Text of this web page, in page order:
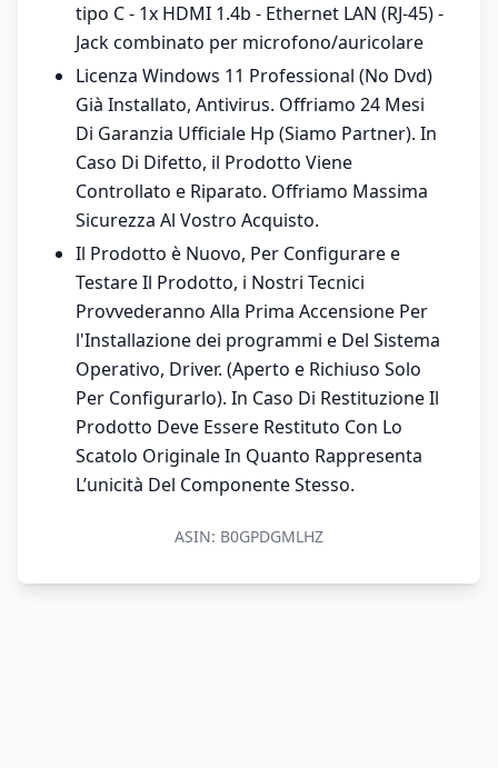
tipo C - 1x HDMI 1.4b - Ethernet LAN (RJ-45) -
Jack combinato per microfono/auricolare
Licenza Windows 11 Professional (No Dvd)
Già Installato, Antivirus. Offriamo 24 Mesi
Di Garanzia Ufficiale Hp (Siamo Partner). In
Caso Di Difetto, il Prodotto Viene
Controllato e Riparato. Offriamo Massima
Sicurezza Al Vostro Acquisto.
Il Prodotto è Nuovo, Per Configurare e
Testare Il Prodotto, i Nostri Tecnici
Provvederanno Alla Prima Accensione Per
l'Installazione dei programmi e Del Sistema
Operativo, Driver. (Aperto e Richiuso Solo
Per Configurarlo). In Caso Di Restituzione Il
Prodotto Deve Essere Restituto Con Lo
Scatolo Originale In Quanto Rappresenta
L’unicità Del Componente Stesso.
ASIN: B0GPDGMLHZ